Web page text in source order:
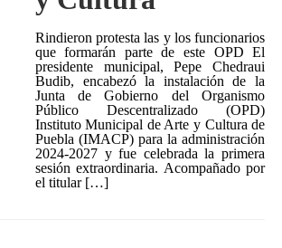
Rindieron protesta las y los funcionarios
que formarán parte de este OPD El
presidente municipal, Pepe Chedraui
Budib, encabezó la instalación de la
Junta de Gobierno del Organismo
Público Descentralizado (OPD)
Instituto Municipal de Arte y Cultura de
Puebla (IMACP) para la administración
2024-2027 y fue celebrada la primera
sesión extraordinaria. Acompañado por
el titular […]